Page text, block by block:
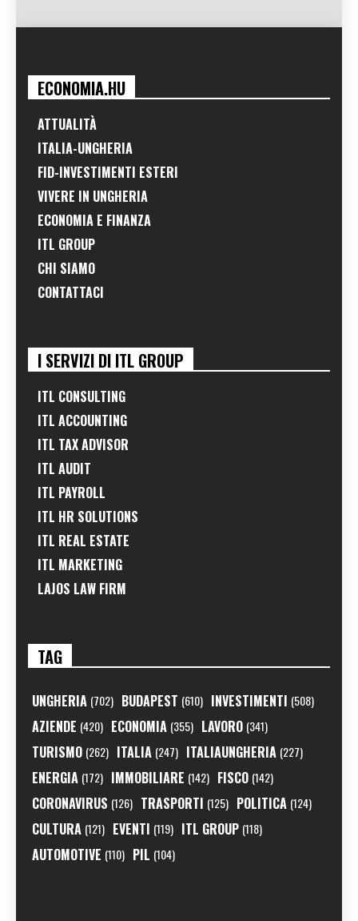
ECONOMIA.HU
ATTUALITÀ
ITALIA-UNGHERIA
FID-INVESTIMENTI ESTERI
VIVERE IN UNGHERIA
ECONOMIA E FINANZA
ITL GROUP
CHI SIAMO
CONTATTACI
I SERVIZI DI ITL GROUP
ITL CONSULTING
ITL ACCOUNTING
ITL TAX ADVISOR
ITL AUDIT
ITL PAYROLL
ITL HR SOLUTIONS
ITL REAL ESTATE
ITL MARKETING
LAJOS LAW FIRM
TAG
UNGHERIA (702) BUDAPEST (610) INVESTIMENTI (508)
AZIENDE (420) ECONOMIA (355) LAVORO (341)
TURISMO (262) ITALIA (247) ITALIAUNGHERIA (227)
ENERGIA (172) IMMOBILIARE (142) FISCO (142)
CORONAVIRUS (126) TRASPORTI (125) POLITICA (124)
CULTURA (121) EVENTI (119) ITL GROUP (118)
AUTOMOTIVE (110) PIL (104)